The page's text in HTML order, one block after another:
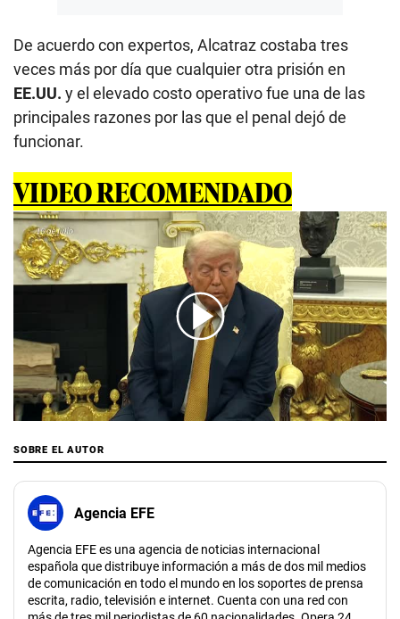
De acuerdo con expertos, Alcatraz costaba tres
veces más por día que cualquier otra prisión en
EE.UU. y el elevado costo operativo fue una de las
principales razones por las que el penal dejó de
funcionar.
VIDEO RECOMENDADO
00:00/01:26
SOBRE EL AUTOR
Agencia EFE
Agencia EFE es una agencia de noticias internacional
española que distribuye información a más de dos mil medios
de comunicación en todo el mundo en los soportes de prensa
escrita, radio, televisión e internet. Cuenta con una red con